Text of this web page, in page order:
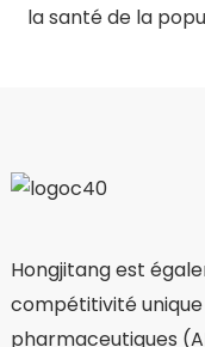
la santé de la
Hongjitang est
compétitivité
pharmaceutiques